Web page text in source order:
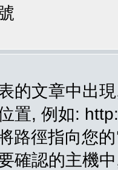
的文章中出
置, 例如:
路徑指向您
確認的主機